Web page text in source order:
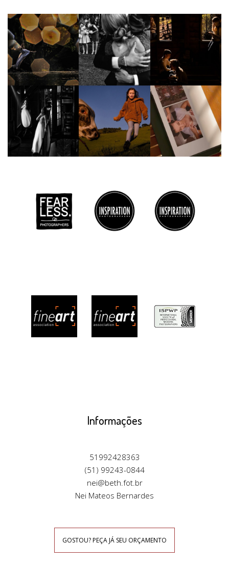
Informações
51992428363
(51) 99243-0844
nei@beth.fot.br
Nei Mateos Bernardes
GOSTOU? PEÇA JÁ SEU ORÇAMENTO